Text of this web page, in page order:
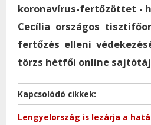
koronavírus-fertőzöttet -
Cecília országos
fertőzés elleni
törzs hétfői online
Kapcsolódó cikkek:
Lengyelország is lezárja a